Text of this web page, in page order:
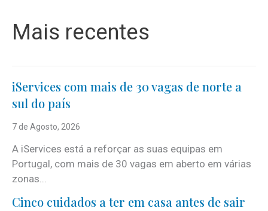
Mais recentes
iServices com mais de 30 vagas de norte a
sul do país
7 de Agosto, 2026
A iServices está a reforçar as suas equipas em
Portugal, com mais de 30 vagas em aberto em várias
zonas...
Cinco cuidados a ter em casa antes de sair